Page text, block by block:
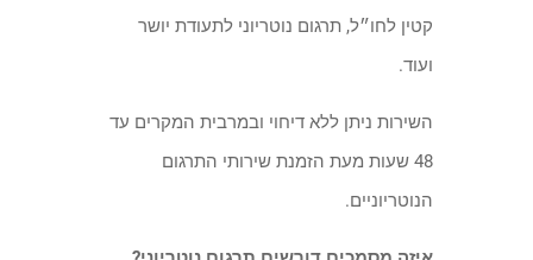
קטין לחו״ל, תרגום נוטריוני לתעודת יושר
ועוד.
השירות ניתן ללא דיחוי ובמרבית המקרים עד
48 שעות מעת הזמנת שירותי התרגום
הנוטריוניים.